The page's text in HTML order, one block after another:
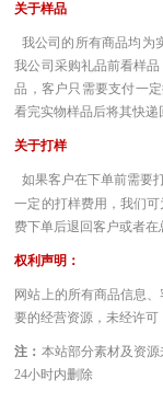
关于样品
我公司的所有商品均为
我公司采购礼品前看样
品，客户只需要支付一
看完实物样品后将其快递
关于打样
如果客户在下单前需要
一定的打样费用，我们
费下单后退回客户或者在
权利声明：
网站上的所有商品信息
要的经营资源，未经许可
注： 本站部分素材及资
24小时内删除